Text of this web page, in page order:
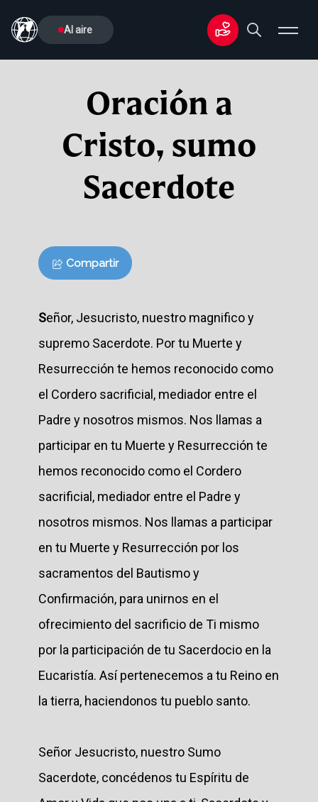
Al aire
Oración a
Cristo, sumo
Sacerdote
Compartir
Señor, Jesucristo, nuestro magnifico y
supremo Sacerdote. Por tu Muerte y
Resurrección te hemos reconocido como
el Cordero sacrificial, mediador entre el
Padre y nosotros mismos. Nos llamas a
participar en tu Muerte y Resurrección te
hemos reconocido como el Cordero
sacrificial, mediador entre el Padre y
nosotros mismos. Nos llamas a participar
en tu Muerte y Resurrección por los
sacramentos del Bautismo y
Confirmación, para unirnos en el
ofrecimiento del sacrificio de Ti mismo
por la participación de tu Sacerdocio en la
Eucaristía. Así pertenecemos a tu Reino en
la tierra, haciendonos tu pueblo santo.
Señor Jesucristo, nuestro Sumo
Sacerdote, concédenos tu Espíritu de